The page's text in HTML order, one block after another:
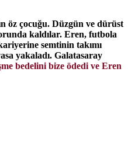
öz çocuğu. Düzgün ve dürüst
kaldılar. Eren, futbola
semtinin takımı
yakaladı. Galatasaray
bedelini bize ödedi ve Eren